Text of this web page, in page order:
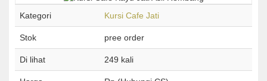
Kategori Kursi Cafe Jati
Stok pree order
Di lihat 249 kali